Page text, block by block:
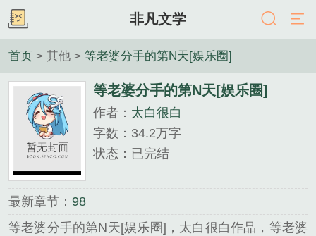
非凡文学
首页 > 其他 > 等老婆分手的第N天[娱乐圈]
等老婆分手的第N天[娱乐圈]
作者： 太白很白
字数：34.2万字
状态：已完结
最新章节： 98
等老婆分手的第N天[娱乐圈]，太白很白作品，等老婆